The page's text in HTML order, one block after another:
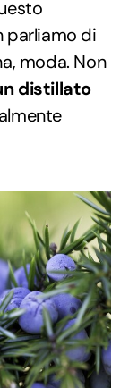
parliamo di
moda. Non
distillato